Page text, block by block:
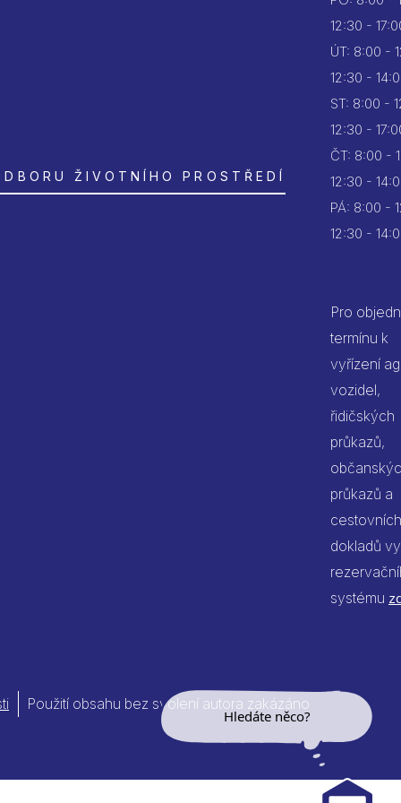
ŽIVOTNÍHO PROSTŘEDÍ
12:30 -
ÚT: 8:00 -
12:30 -
ST: 8:00 -
12:30 -
ČT: 8:00 -
12:30 -
PÁ: 8:00 -
12:30 -
Pro
termínu k
vyřízení
vozidel,
řidičských
průkazů,
průkazů a
cestovních
dokladů
systému
Použití obsahu bez svolení autora zakázáno
Hledáte něco?